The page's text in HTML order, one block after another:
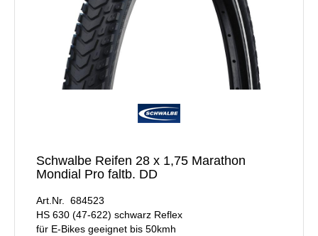
Schwalbe Reifen 28 x 1,75 Marathon
Mondial Pro faltb. DD
Art.Nr. 684523
HS 630 (47-622) schwarz Reflex
für E-Bikes geeignet bis 50kmh